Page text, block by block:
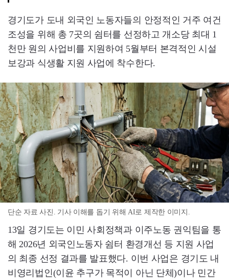
경기도가 도내 외국인 노동자들의 안정적인 거주 여건
조성을 위해 총 7곳의 쉼터를 선정하고 개소당 최대 1
천만 원의 사업비를 지원하여 5월부터 본격적인 시설
보강과 식생활 지원 사업에 착수한다.
단순 자료 사진. 기사 이해를 돕기 위해 AI로 제작한 이미지.
13일 경기도는 이민 사회정책과 이주노동 권익팀을 통
해 2026년 외국인노동자 쉼터 환경개선 등 지원 사업
의 최종 선정 결과를 발표했다. 이번 사업은 경기도 내
비영리법인(이윤 추구가 목적이 아닌 단체)이나 민간